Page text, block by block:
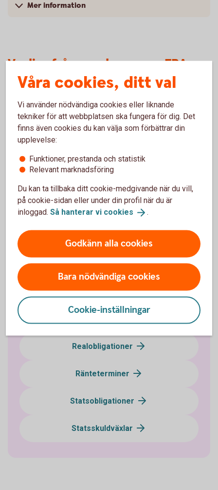
Mer information
Vanliga frågor och svar om FRA
Vilken löptid har FRA’s?
Ränteplaceringar
Certifikat
FRA
Realobligationer
Ränteterminer
Statsobligationer
Statsskuldväxlar
Våra cookies, ditt val
Vi använder nödvändiga cookies eller liknande
tekniker för att webbplatsen ska fungera för dig. Det
finns även cookies du kan välja som förbättrar din
upplevelse:
Funktioner, prestanda och statistik
Relevant marknadsföring
Du kan ta tillbaka ditt cookie-medgivande när du vill,
på cookie-sidan eller under din profil när du är
inloggad. Så hanterar vi cookies .
Godkänn alla cookies
Bara nödvändiga cookies
Cookie-inställningar